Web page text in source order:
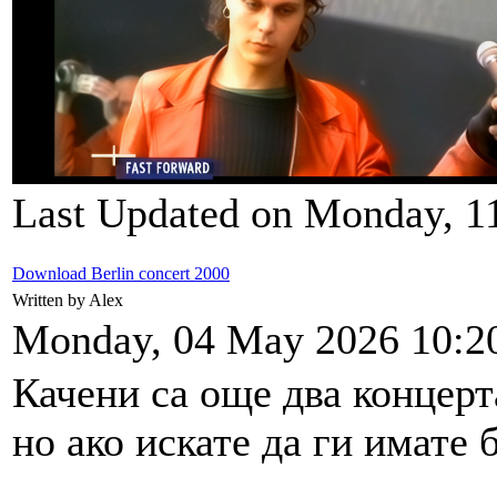
Last Updated on Monday,
Download Berlin concert 2000
Written by Alex
Monday, 04 May 2026
Качени са още два
но ако искате да ги